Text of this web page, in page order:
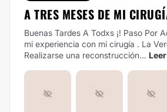
A TRES MESES DE MI
Buenas Tardes A Todxs ¡! Paso Por
mi experiencia con mi cirugía . La
Realizarse una reconstrucción...